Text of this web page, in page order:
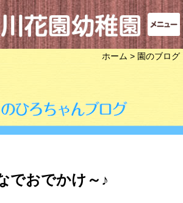
ホーム > 園のブログ
でおでかけ～♪